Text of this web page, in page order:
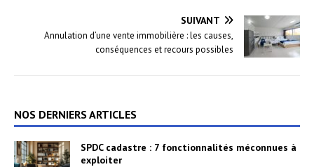
SUIVANT
Annulation d’une vente immobilière : les causes,
conséquences et recours possibles
NOS DERNIERS ARTICLES
SPDC cadastre : 7 fonctionnalités méconnues à
exploiter